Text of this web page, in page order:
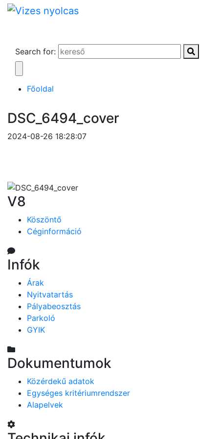
Search for:
Főoldal
DSC_6494_cover
2024-08-26 18:28:07
V8
Köszöntő
Céginformáció
Infók
Árak
Nyitvatartás
Pályabeosztás
Parkoló
GYIK
Dokumentumok
Közérdekű adatok
Egységes kritériumrendszer
Alapelvek